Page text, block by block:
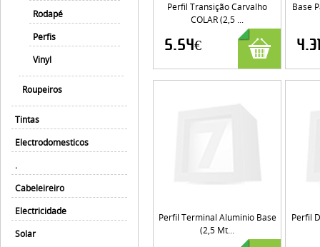
Rodapé
Perfis
Vinyl
Roupeiros
Tintas
Electrodomesticos
.
Cabeleireiro
Electricidade
Solar
Perfil Transição Carvalho
COLAR (2,5 ...
5.54€
Base
Perfil Terminal Aluminio Base
(2,5 Mt...
Perfil